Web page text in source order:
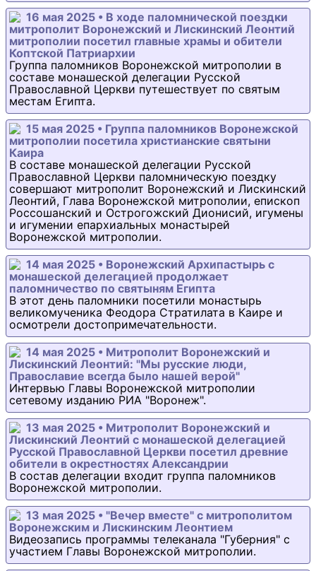
16 мая 2025 • В ходе паломнической поездки
митрополит Воронежский и Лискинский Леонтий
митрополии посетил главные храмы и обители
Коптской Патриархии
Группа паломников Воронежской митрополии в
составе монашеской делегации Русской
Православной Церкви путешествует по святым
местам Египта.
15 мая 2025 • Группа паломников Воронежской
митрополии посетила христианские святыни
Каира
В составе монашеской делегации Русской
Православной Церкви паломническую поездку
совершают митрополит Воронежский и Лискинский
Леонтий, Глава Воронежской митрополии, епископ
Россошанский и Острогожский Дионисий, игумены
и игумении епархиальных монастырей
Воронежской митрополии.
14 мая 2025 • Воронежский Архипастырь с
монашеской делегацией продолжает
паломничество по святыням Египта
В этот день паломники посетили монастырь
великомученика Феодора Стратилата в Каире и
осмотрели достопримечательности.
14 мая 2025 • Митрополит Воронежский и
Лискинский Леонтий: "Мы русские люди,
Православие всегда было нашей верой"
Интервью Главы Воронежской митрополии
сетевому изданию РИА "Воронеж".
13 мая 2025 • Митрополит Воронежский и
Лискинский Леонтий с монашеской делегацией
Русской Православной Церкви посетил древние
обители в окрестностях Александрии
В состав делегации входит группа паломников
Воронежской митрополии.
13 мая 2025 • "Вечер вместе" с митрополитом
Воронежским и Лискинским Леонтием
Видеозапись программы телеканала "Губерния" с
участием Главы Воронежской митрополии.